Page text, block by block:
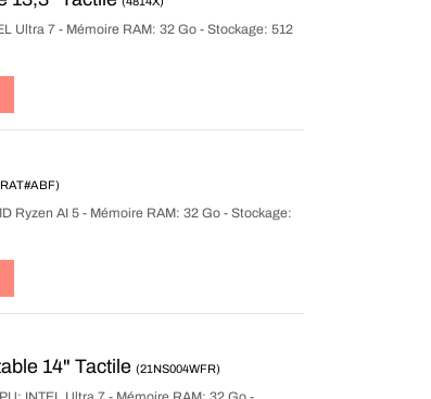
Ultra 7 - Mémoire RAM: 32 Go - Stockage: 512
Ryzen AI 5 - Mémoire RAM: 32 Go - Stockage:
14" Tactile (21NS004WFR)